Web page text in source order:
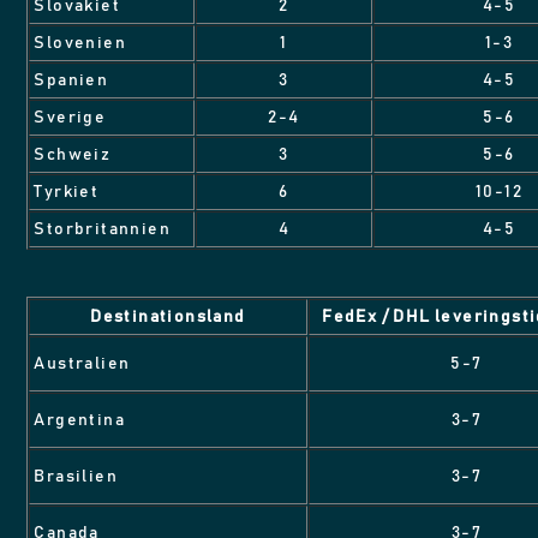
Slovakiet 2 4-5
Slovenien 1 1-3
Spanien 3 4-5
Sverige 2-4 5-6
Schweiz 3 5-6
Tyrkiet 6 10-12
Storbritannien 4 4-5
Destinationsland FedEx / DHL
Australien 5-7
Argentina 3-7
Brasilien 3-7
Canada 3-7